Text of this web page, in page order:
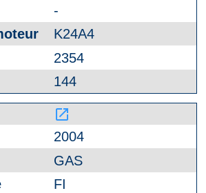
-
K24A4
2354
144
launch
2004
GAS
FI